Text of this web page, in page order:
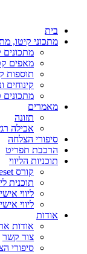
בית
מתכוני קיטו,
מתכונים
מאפים
תוספות
קינוחים
מתכונים
מאמרים
תזונה
אכילה
סיפורי הצלחה
הרכבת תפריט
תוכניות הליווי
קורס Keto Reset
תוכנית
ליווי
ליווי
אודות
אודות
צור קשר
סיפורי